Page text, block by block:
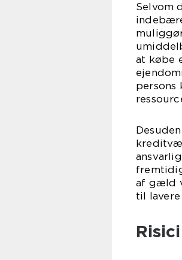
Selvom
at købe
persons
af gæld
til